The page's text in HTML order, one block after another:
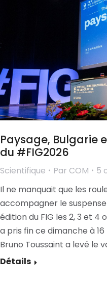
Paysage, Bulgarie
du #FIG2026
Scientifique Par COM
5
Il ne manquait que les
accompagner le
édition du FIG les 2, 3 et 4
a pris fin ce dimanche à
Bruno Toussaint a levé le
Détails